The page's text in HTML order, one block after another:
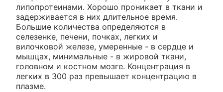
липопротеинами. Хорошо проникает в ткани и
задерживается в них длительное время.
Большие количества определяются в
селезенке, печени, почках, легких и
вилочковой железе, умеренные - в сердце и
мышцах, минимальные - в жировой ткани,
головном и костном мозге. Концентрация в
легких в 300 раз превышает концентрацию в
плазме.